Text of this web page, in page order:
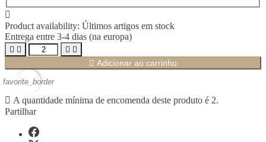

Product availability: Últimos artigos em stock
Entrega entre 3-4 dias (na europa)
   
 Adicionar ao carrinho
favorite_border
 A quantidade mínima de encomenda deste produto é 2.
Partilhar